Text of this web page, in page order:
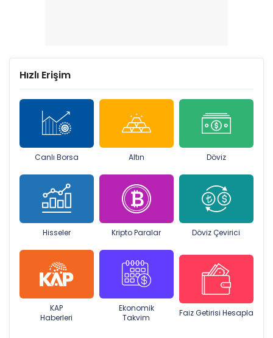
Hızlı Erişim
Canlı Borsa Altın Döviz
Hisseler Kripto Paralar Döviz Çevirici
KAP
Haberleri
Ekonomik
Takvim
Faiz Getirisi Hesapla